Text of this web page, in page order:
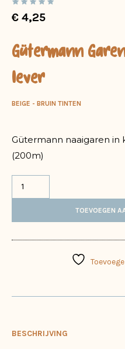
€ 4,25
Gütermann
lever
BEIGE - BRUIN TINTEN
Gütermann naaigaren in
(200m)
TOEVOEGEN
BESCHRIJVING